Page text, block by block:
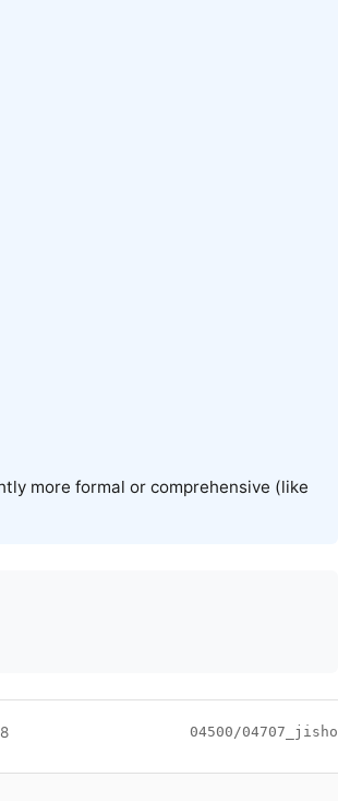
more formal or comprehensive (like
04500/04707_jisho